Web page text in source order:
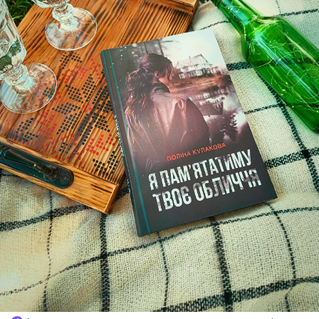
місцевими забобонами, містичним вайбом та жорстоким
вбивством, яке спіткало новеньких в перший же день.
Я не фанатка трилерів, бо мені завжди всіх шкода. І тут теж
було шкода. Але при цьому книга читалася на одному
диханні. І хоча я спочатку плуталася у назвах селищ та
розподілу мешканців, історія мене швидко захопила.
Авторка постійно підкидала якісь події, якісь деталі, за які я
чіплялася і намагалася розкрити таємницю раніше за
головних героїв. До речі, мені вдалося) Але у голосових
повідомленнях з враженнями та теоріями, які я записувала
подрузі, ця версія йшла з приміткою “слухай, ну ше от така
геть дивна ідея є…”
Ця історія справді сприймається як щось дуже реальне,
тому й будинок уявити легко, і людей, і трагедію, яка
спіткала персонажів. Але виникло ірраціональне бажання - я
чомусь захотіла на природу, в будиночок біля озера, з
ганком, де можна пить каву. Бажано, звісно, без містично-